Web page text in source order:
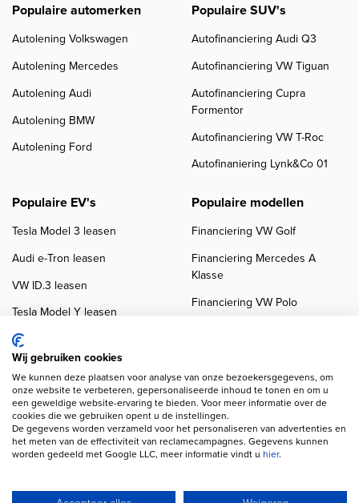
Populaire automerken
Autolening Volkswagen
Autolening Mercedes
Autolening Audi
Autolening BMW
Autolening Ford
Populaire SUV's
Autofinanciering Audi Q3
Autofinanciering VW Tiguan
Autofinanciering Cupra
Formentor
Autofinanciering VW T-Roc
Autofinaniering Lynk&Co 01
Populaire EV's
Tesla Model 3 leasen
Audi e-Tron leasen
VW ID.3 leasen
Tesla Model Y leasen
VW ID.4 leasen
Populaire modellen
Financiering VW Golf
Financiering Mercedes A
Klasse
Financiering VW Polo
Copyright navigation
Klanten beoordelingen
Autobedrijven
Wij gebruiken cookies
We kunnen deze plaatsen voor analyse van onze bezoekersgegevens, om
onze website te verbeteren, gepersonaliseerde inhoud te tonen en om u
een geweldige website-ervaring te bieden. Voor meer informatie over de
cookies die we gebruiken opent u de instellingen.
De gegevens worden verzameld voor het personaliseren van advertenties en
het meten van de effectiviteit van reclamecampagnes. Gegevens kunnen
worden gedeeld met Google LLC, meer informatie vindt u hier.